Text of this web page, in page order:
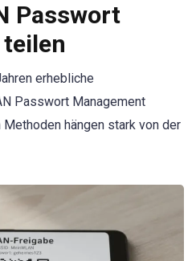
Passwort
erhebliche
Passwort Management
hängen stark von der